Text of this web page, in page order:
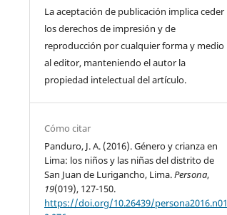
La aceptación de publicación implica ceder
los derechos de impresión y de
reproducción por cualquier forma y medio
al editor, manteniendo el autor la
propiedad intelectual del artículo.
Cómo citar
Panduro, J. A. (2016). Género y crianza en
Lima: los niños y las niñas del distrito de
San Juan de Lurigancho, Lima.Persona,
19(019), 127-150.
https://doi.org/10.26439/persona2016.n01